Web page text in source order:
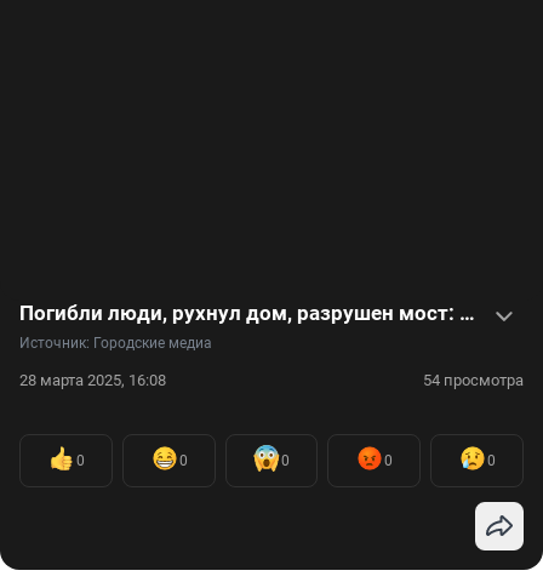
Погибли люди, рухнул дом, разрушен мост: мощное землетрясение в Таиланде и Мьянме — видео
Источник: Городские медиа
28 марта 2025, 16:08 54 просмотра
0 0 0 0 0